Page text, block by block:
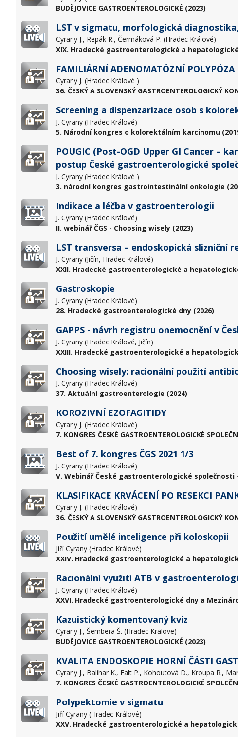
BUDĚJOVICE GASTROENTEROLOGICKÉ (2023)
LST v sigmatu, morfologická
Cyrany J., Repák R., Čermáková P. (Hradec Králové)
XIX. Hradecké gastroenterologické a
FAMILIÁRNÍ ADENOMATÓZNÍ POLYPÓZA
Cyrany J. (Hradec Králové )
36. ČESKÝ A SLOVENSKÝ GASTROENTEROLOGICKÝ
Screening a dispenzarizace osob s
J. Cyrany (Hradec Králové)
5. Národní kongres o kolorektálním karcinomu
POUGIC (Post-OGD Upper GI Cancer
postup České gastroenterologické
J. Cyrany (Hradec Králové )
3. národní kongres gastrointestinální onkologie
Indikace a léčba v gastroenterologii
J. Cyrany (Hradec Králové)
II. webinář ČGS - Choosing wisely (2023)
LST transversa – endoskopická slizniční
J. Cyrany (Jičín, Hradec Králové)
XXII. Hradecké gastroenterologické a
Gastroskopie
J. Cyrany (Hradec Králové)
28. Hradecké gastroenterologické dny (2026)
GAPPS - návrh registru onemocnění v
J. Cyrany (Hradec Králové, Jičín)
XXIII. Hradecké gastroenterologické a
Choosing wisely: racionální použití
J. Cyrany (Hradec Králové)
37. Aktuální gastroenterologie (2024)
KOROZIVNÍ EZOFAGITIDY
Cyrany J. (Hradec Králové)
7. KONGRES ČESKÉ GASTROENTEROLOGICKÉ
Best of 7. kongres ČGS 2021 1/3
J. Cyrany (Hradec Králové)
V. Webinář České gastroenterologické společnosti
KLASIFIKACE KRVÁCENÍ PO RESEKCI
Cyrany J. (Hradec Králové)
36. ČESKÝ A SLOVENSKÝ GASTROENTEROLOGICKÝ
Použití umělé inteligence při koloskopii
Jiří Cyrany (Hradec Králové)
XXIV. Hradecké gastroenterologické a
Racionální využití ATB v
J. Cyrany (Hradec Králové)
XXVI. Hradecké gastroenterologické dny a
Kazuistický komentovaný kvíz
Cyrany J., Šembera Š. (Hradec Králové)
BUDĚJOVICE GASTROENTEROLOGICKÉ (2023)
KVALITA ENDOSKOPIE HORNÍ ČÁSTI
7. KONGRES ČESKÉ GASTROENTEROLOGICKÉ
Polypektomie v sigmatu
Jiří Cyrany (Hradec Králové)
XXV. Hradecké gastroenterologické a